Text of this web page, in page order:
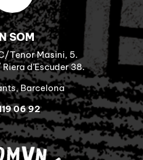
SOM
Tenor Masini, 5.
d’Escuder 38.
Barcelona
06 92